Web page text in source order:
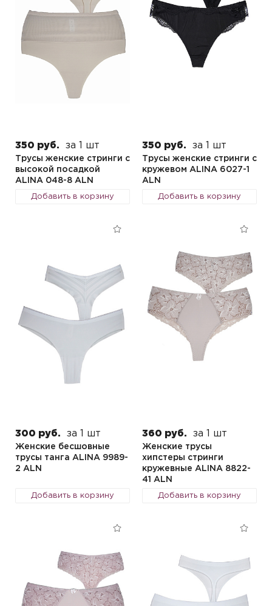
350 руб. за 1 шт
Трусы женские стринги с
высокой посадкой
ALINA 048-8 ALN
Добавить в корзину
350 руб. за 1 шт
Трусы женские стринги с
кружевом ALINA 6027-1
ALN
Добавить в корзину
300 руб. за 1 шт
Женские бесшовные
трусы танга ALINA 9989-
2 ALN
Добавить в корзину
360 руб. за 1 шт
Женские трусы
хипстеры стринги
кружевные ALINA 8822-
41 ALN
Добавить в корзину